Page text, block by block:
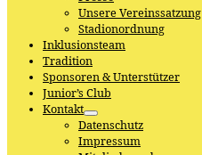
Unsere Vereinssatzung
Stadionordnung
Inklusionsteam
Tradition
Sponsoren & Unterstützer
Junior’s Club
Kontakt
Datenschutz
Impressum